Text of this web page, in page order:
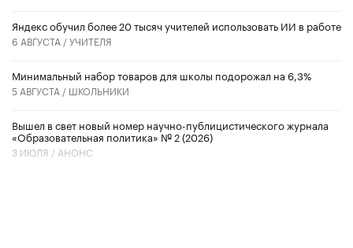
​Яндекс обучил более 20 тысяч учителей использовать ИИ в работе
6 АВГУСТА /УЧИТЕЛЯ
Минимальный набор товаров для школы подорожал на 6,3%
5 АВГУСТА / ШКОЛЬНИКИ
Вышел в свет новый номер научно-публицистического журнала
«Образовательная политика» № 2 (2026)
3 ИЮЛЯ / АНОНС